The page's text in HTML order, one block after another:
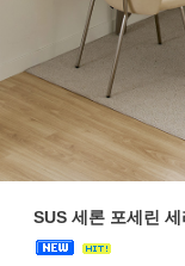
SUS 세론 포세린